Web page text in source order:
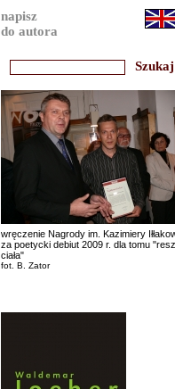
napisz
do autora
wręczenie Nagrody im. Kazimiery
za poetycki debiut 2009 r. dla tomu
ciała"
fot. B. Zator